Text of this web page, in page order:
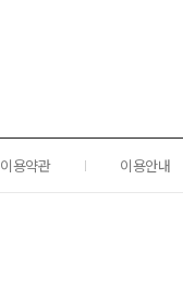
이용약관 이용안내